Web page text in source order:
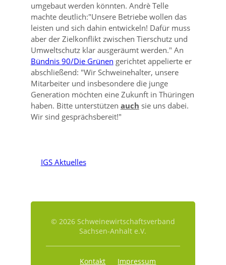
umgebaut werden könnten. Andrè Telle
machte deutlich: Unsere Betriebe wollen das
leisten und sich dahin entwickeln! Dafür muss
aber der Zielkonflikt zwischen Tierschutz und
Umweltschutz klar ausgeräumt werden. An
Bündnis 90/Die Grünen gerichtet appelierte er
abschließend: Wir Schweinehalter, unsere
Mitarbeiter und insbesondere die junge
Generation möchten eine Zukunft in Thüringen
haben. Bitte unterstützen auch sie uns dabei.
Wir sind gesprächsbereit!
IGS Aktuelles
© 2026 Schweinewirtschaftsverband
Sachsen-Anhalt e.V.
Kontakt Impressum